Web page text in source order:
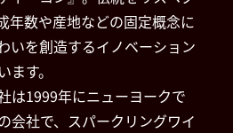
年数や産地などの固定概念に
いを創造するイノベーション
す。
は1999年にニューヨークで
会社で、スパークリングワイ